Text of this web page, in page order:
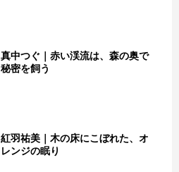
真中つぐ｜赤い渓流は、森の奥で
秘密を飼う
紅羽祐美｜木の床にこぼれた、オ
レンジの眠り